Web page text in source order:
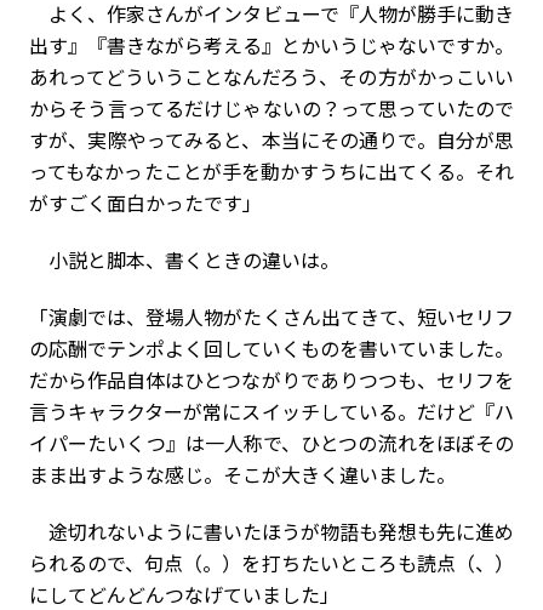
よく、作家さんがインタビューで『人物が勝手に動き
出す』『書きながら考える』とかいうじゃないですか。
あれってどういうことなんだろう、その方がかっこいい
からそう言ってるだけじゃないの？って思っていたので
すが、実際やってみると、本当にその通りで。自分が思
ってもなかったことが手を動かすうちに出てくる。それ
がすごく面白かったです」
小説と脚本、書くときの違いは。
「演劇では、登場人物がたくさん出てきて、短いセリフ
の応酬でテンポよく回していくものを書いていました。
だから作品自体はひとつながりでありつつも、セリフを
言うキャラクターが常にスイッチしている。だけど『ハ
イパーたいくつ』は一人称で、ひとつの流れをほぼその
まま出すような感じ。そこが大きく違いました。
途切れないように書いたほうが物語も発想も先に進め
られるので、句点（。）を打ちたいところも読点（、）
にしてどんどんつなげていました」